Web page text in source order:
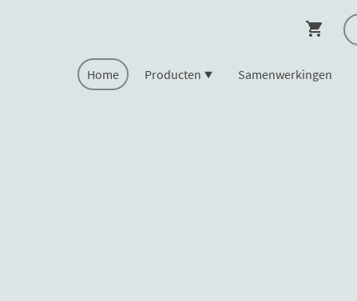
Home Producten Samenwerkingen